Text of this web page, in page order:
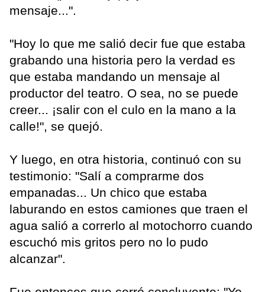
mensaje...".
"Hoy lo que me salió decir fue que estaba
grabando una historia pero la verdad es
que estaba mandando un mensaje al
productor del teatro. O sea, no se puede
creer... ¡salir con el culo en la mano a la
calle!", se quejó.
Y luego, en otra historia, continuó con su
testimonio: "Salí a comprarme dos
empanadas... Un chico que estaba
laburando en estos camiones que traen el
agua salió a correrlo al motochorro cuando
escuchó mis gritos pero no lo pudo
alcanzar".